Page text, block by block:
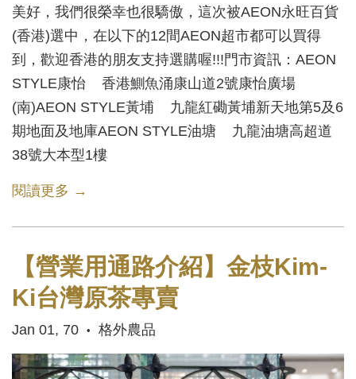
美好，我們很榮幸也很驕傲，這次被AEON永旺百貨
(香港)選中，在以下的12間AEON超市都可以買得
到，歡迎香港的朋友支持選購喔!!!門市資訊：AEON
STYLE康怡 香港鰂魚涌康山道2號康怡廣場
(南)AEON STYLE黃埔 九龍紅磡黃埔新天地第5及6
期地面及地庫AEON STYLE油塘 九龍油塘高超道
38號大本型1樓
閱讀更多 →
【營業用通路介紹】金枝Kim-
Ki台灣原茶專賣
Jan 01, 70 • 格外農品